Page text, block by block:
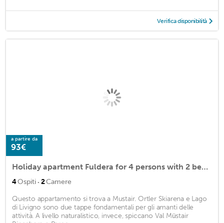
Verifica disponibilità
a partire da
93€
Holiday apartment Fuldera for 4 persons with 2 bedrooms - Holiday apartment in a two family house
4Ospiti · 2Camere
Questo appartamento si trova a Mustair. Ortler Skiarena e Lago
di Livigno sono due tappe fondamentali per gli amanti delle
attività. A livello naturalistico, invece, spiccano Val Müstair